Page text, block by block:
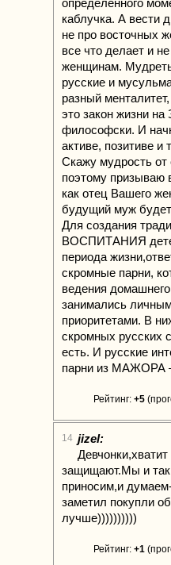
определенного
каблучка. А вести
не про восточных
все что делает и
женщинам.
русские и
разный
это закон жизни
философски. И
активе, позитиве и
Скажу мудрость
поэтому призываю
как отец Вашего
будущий муж
Для создания
ВОСПИТАНИЯ
периода
скромные парни,
ведения
занимались
приоритетами. В
скромных русских
есть. И русские
парни из МАЖОРА
Рейтинг: +5
14 jizel:
защищают.Мы и так
приносим,и
заметил покупли
лучше))))))))))
Рейтинг: +1